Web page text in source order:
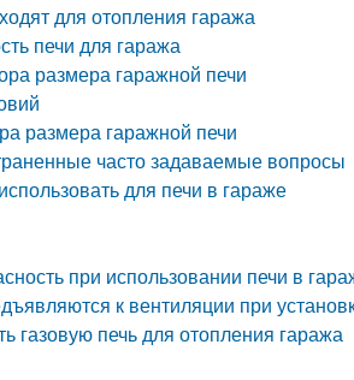
для отопления гаража
печи для гаража
размера гаражной печи
размера гаражной печи
часто задаваемые вопросы
для печи в гараже
при использовании печи в
к вентиляции при
газовую печь для отопления гаража